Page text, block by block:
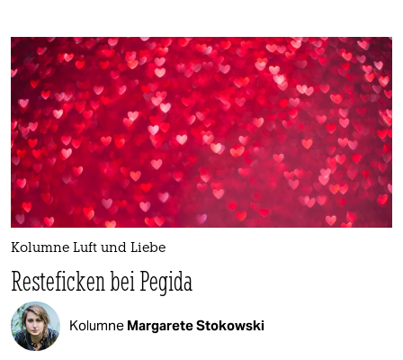
Kolumne Luft und Liebe
Resteficken bei Pegida
Kolumne Margarete Stokowski